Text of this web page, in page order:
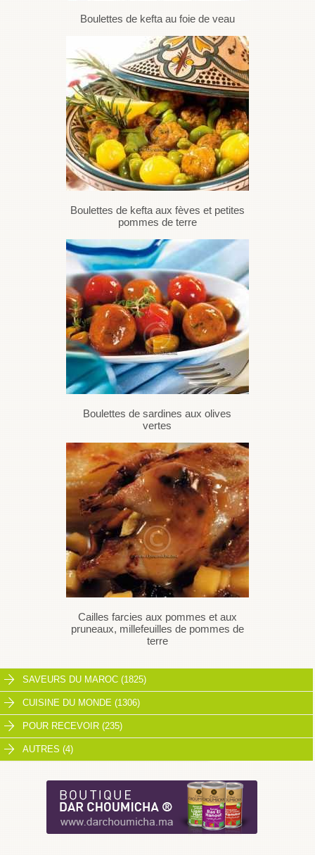
Boulettes de kefta au foie de veau
Boulettes de kefta aux fèves et petites
pommes de terre
Boulettes de sardines aux olives
vertes
Cailles farcies aux pommes et aux
pruneaux, millefeuilles de pommes de
terre
SAVEURS DU MAROC (1825)
CUISINE DU MONDE (1306)
POUR RECEVOIR (235)
AUTRES (4)